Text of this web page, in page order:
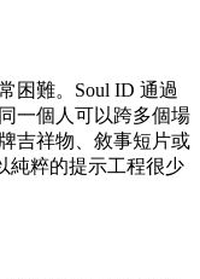
困難。Soul ID 通過
一個人可以跨多個場
吉祥物、敘事短片或
純粹的提示工程很少